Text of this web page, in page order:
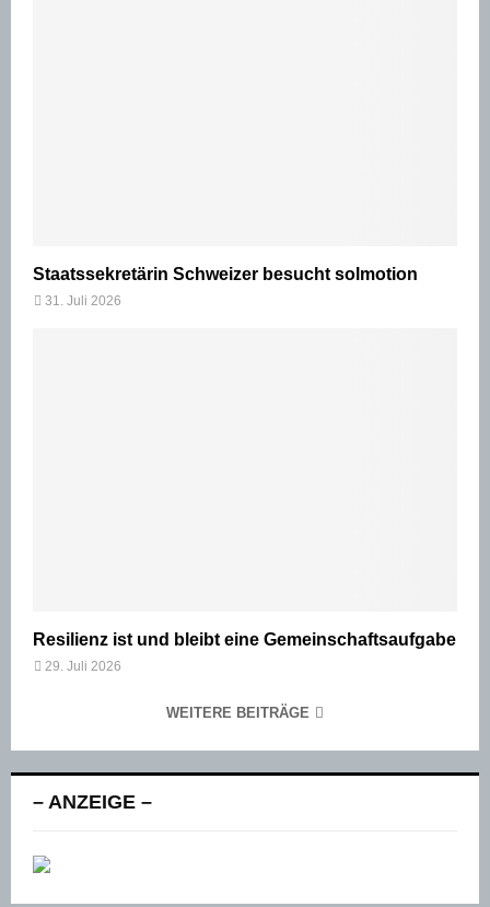
Staatssekretärin Schweizer besucht solmotion
31. Juli 2026
Resilienz ist und bleibt eine Gemeinschaftsaufgabe
29. Juli 2026
WEITERE BEITRÄGE
– ANZEIGE –